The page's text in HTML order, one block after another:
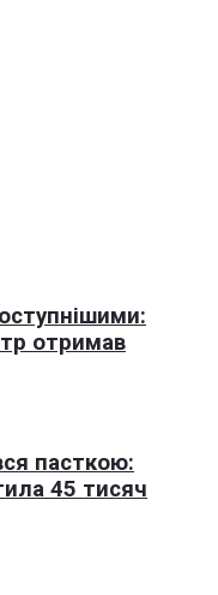
отримав
пасткою:
45 тисяч